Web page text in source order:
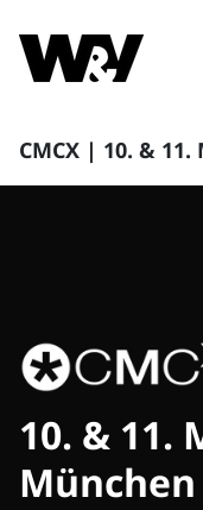
CMCX | 10. &
10. & 11.
München